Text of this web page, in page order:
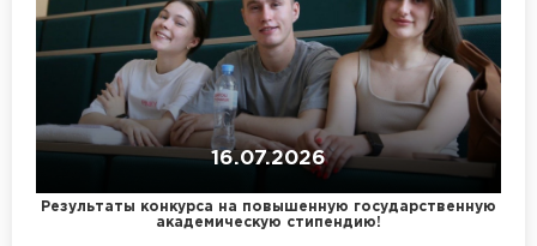
16.07.2026
Результаты конкурса на повышенную государственную
академическую стипендию!